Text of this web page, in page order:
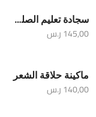
سجادة تعليم الصلوات الخمس والوضوء
145,00ر.س
ماكينة حلاقة الشعر
140,00ر.س